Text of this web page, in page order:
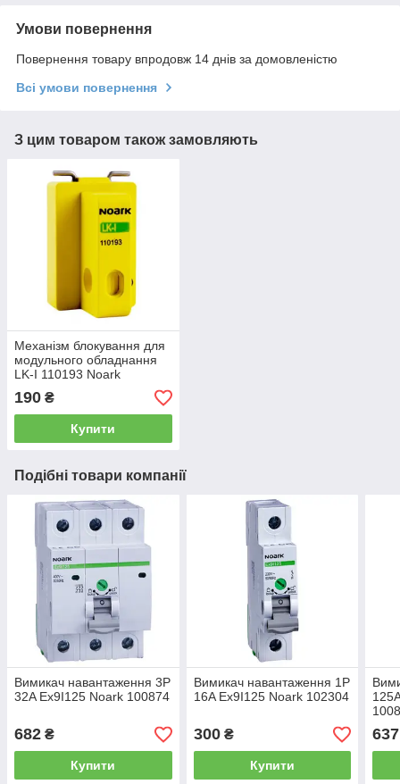
Умови повернення
Повернення товару впродовж 14 днів за домовленістю
Всі умови повернення
З цим товаром також замовляють
Механізм блокування для
модульного обладнання
LK-I 110193 Noark
190 ₴
Купити
Подібні товари компанії
Вимикач навантаження 3P
32A Ex9I125 Noark 100874
682 ₴
Купити
Вимикач навантаження 1P
16A Ex9I125 Noark 102304
300₴
Купити
637